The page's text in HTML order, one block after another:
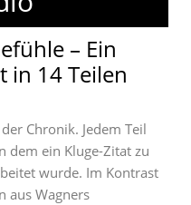
– Ein
in 14 Teilen
Chronik. Jedem Teil
dem ein Kluge-Zitat zu
wurde. Im Kontrast
aus Wagners